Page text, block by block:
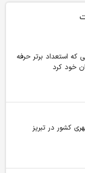
که استعداد برتر حرفه
خود کرد
کشور در تبریز